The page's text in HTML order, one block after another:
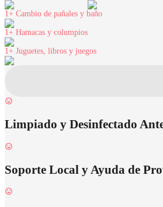
1+ Cambio de pañales y baño
1+ Hamacas y columpios
1+ Juguetes, libros y juegos
Limpiado y Desinfectado
Soporte Local y Ayuda de